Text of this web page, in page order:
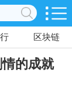
区块链
的成就